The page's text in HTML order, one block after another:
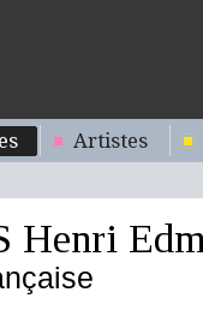
Artistes
Henri